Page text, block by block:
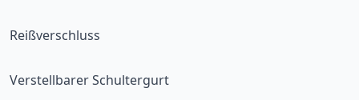
Reißverschluss
Verstellbarer Schultergurt